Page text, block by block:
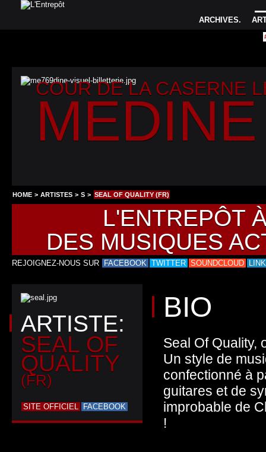
ARCHIVES.
COUR DE LA CASERNE
MEDINE
HOME > ARTISTES > S > SEAL OF QUALITY (FR)
L'ENTREPÔT
DES MUSIQUES
REJOIGNEZ-NOUS SUR FACEBOOK TWITTER SOUNDCLOUD
ARTISTE:
SEAL OF
QUALITY
(FR)
SITE OFFICIEL FACEBOOK
BIO
Seal Of Quality,
Un style de
confectionné à
guitares et de
improbable de
!